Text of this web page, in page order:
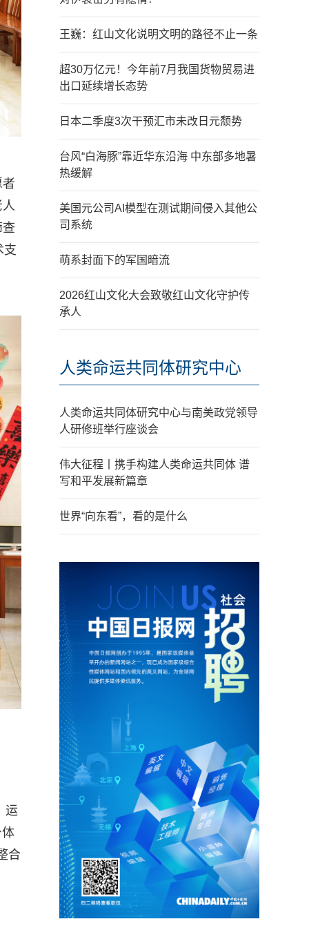
支
运
合
王巍：红山文化说明文明的路径不止一条
超30万亿元！今年前7月我国货物贸易进
出口延续增长态势
日本二季度3次干预汇市未改日元颓势
台风“白海豚”靠近华东沿海 中东部多地暑
热缓解
美国元公司AI模型在测试期间侵入其他公
司系统
萌系封面下的军国暗流
2026红山文化大会致敬红山文化守护传
承人
人类命运共同体研究中心
人类命运共同体研究中心与南美政党领导
人研修班举行座谈会
伟大征程丨携手构建人类命运共同体 谱
写和平发展新篇章
世界“向东看”，看的是什么